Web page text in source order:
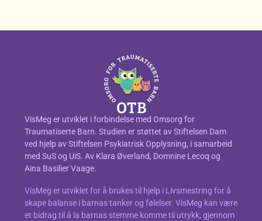
VisMeg er utviklet i forbindelse med Omsorg for
Traumatiserte Barn. Studien er støttet av Stiftelsen Dam
ved hjelp av Stiftelsen Psykiatrisk Opplysning, i samarbeid
med SuS og UiS. Av Klara Øverland, Domnine Lecoq og
Aina Basilier Vaage.
VisMeg er utviklet for å brukes til hjelp i Livsmestring for å
skape balanse i barnas tanker og følelser. VisMeg kan være
et bidrag til å la barnas stemme komme til utrykk, gjennom